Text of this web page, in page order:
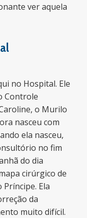
ver aquela
no Hospital. Ele
Controle
o Murilo
nasceu com
ela nasceu,
no fim
do dia
cirúrgico de
Ela
da
muito difícil.